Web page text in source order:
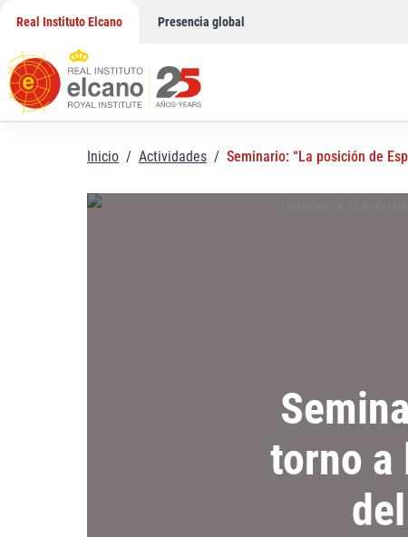
contenido
Real Instituto Elcano Presencia global
Inicio / Actividades / Seminario: “La posición de
torno a